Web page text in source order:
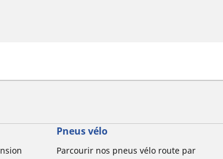
Pneus vélo
Parcourir nos pneus vélo route par